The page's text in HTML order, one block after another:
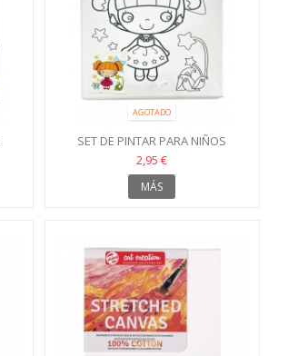
AGOTADO
SET DE PINTAR PARA NIÑOS
MUÑECA
2,95 €
MÁS